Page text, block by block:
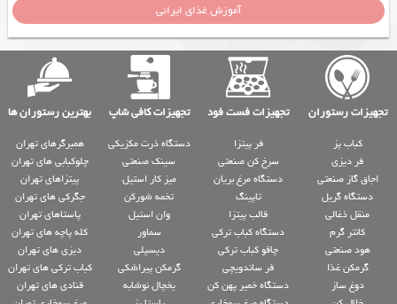
آموزش غذای ایرانی
تجهیزات رستوران تجهیزات فست فود تجهیزات کافی شاپ بهترین رستوران ها
کباب پز
فر دیزی
اجاق گاز صنعتی
دستگاه گریل
منقل ذغالی
کانتر گرم
هود صنعتی
گرمکن غذا
دوغ ساز
فر پیتزا
سرخ کن صنعتی
دستگاه مرغ بریان
تاپینگ
قالب پیتزا
دستگاه کباب ترکی
چاقو کباب ترکی
فر ساندویچی
دستگاه خمیر پهن کن
دستگاه ذرت مکزیکی
سینک صنعتی
میز کار استیل
تخمه شورکن
وان استیل
سماور
دیسپلی
گرمکن پیراشکی
یخچال نوشابه
همبرگرهای تهران
چلوکبابی های تهران
پیتزاهای تهران
جگرکی های تهران
پاستاهای تهران
کله پاچه های تهران
دیزی های تهران
کباب ترکی های تهران
قنادی های تهران